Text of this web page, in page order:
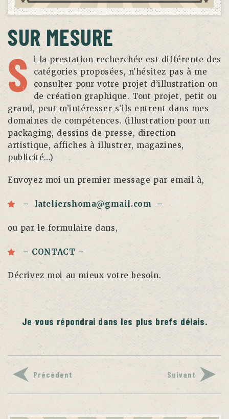
SUR MESURE
S
i la prestation recherchée est différente des
catégories proposées, n’hésitez pas à me
consulter pour votre projet d’illustration ou
de création graphique. Tout projet, petit ou
grand, peut m’intéresser s’ils entrent dans mes
domaines de compétences. (illustration pour un
packaging, dessins de presse, direction
artistique, affiches à illustrer, magazines,
publicité…)
Envoyez moi un premier message par email à,
– lateliershoma@gmail.com –
ou par le formulaire dans,
– CONTACT –
Décrivez moi au mieux votre besoin.
Je vous répondrai dans les plus brefs délais.
Précédent Suivant